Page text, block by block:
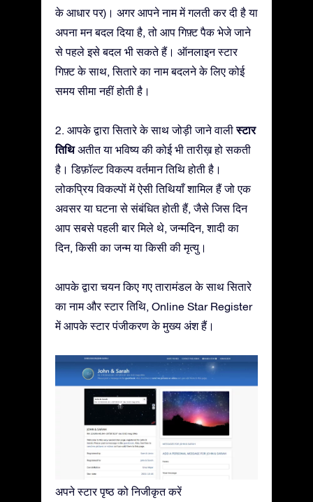
के आधार पर)। अगर आपने नाम में गलती कर दी है या
अपना मन बदल दिया है, तो आप गिफ़्ट पैक भेजे जाने
से पहले इसे बदल भी सकते हैं। ऑनलाइन स्टार
गिफ़्ट के साथ, सितारे का नाम बदलने के लिए कोई
समय सीमा नहीं होती है।
2. आपके द्वारा सितारे के साथ जोड़ी जाने वालीस्टार
तिथिअतीत या भविष्य की कोई भी तारीख़ हो सकती
है। डिफ़ॉल्ट विकल्प वर्तमान तिथि होती है।
लोकप्रिय विकल्पों में ऐसी तिथियाँ शामिल हैं जो एक
अवसर या घटना से संबंधित होती हैं, जैसे जिस दिन
आप सबसे पहली बार मिले थे, जन्मदिन, शादी का
दिन, किसी का जन्म या किसी की मृत्यु।
आपके द्वारा चयन किए गए तारामंडल के साथ सितारे
का नाम और स्टार तिथि, Online Star Register
में आपके स्टार पंजीकरण के मुख्य अंश हैं।
अपने स्टार पृष्ठ को निजीकृत करें